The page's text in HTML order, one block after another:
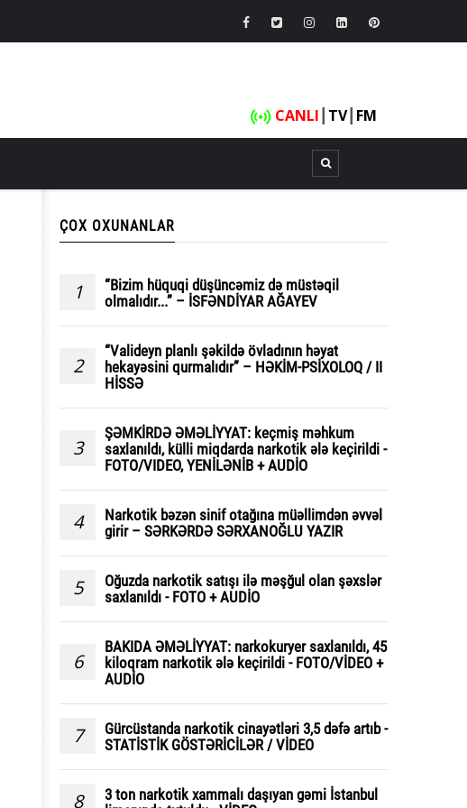
CANLI TV┃ FM
ÇOX OXUNANLAR
1
“Bizim hüquqi düşüncəmiz də müstəqil
olmalıdır...” – İSFƏNDİYAR AĞAYEV
2
“Valideyn planlı şəkildə övladının həyat
hekayəsini qurmalıdır” – HƏKİM-PSİXOLOQ / II
HİSSƏ
3
ŞƏMKİRDƏ ƏMƏLİYYAT: keçmiş məhkum
saxlanıldı, külli miqdarda narkotik ələ keçirildi -
FOTO/VIDEO, YENİLƏNİB + AUDİO
4
Narkotik bəzən sinif otağına müəllimdən əvvəl
girir – SƏRKƏRDƏ SƏRXANOĞLU YAZIR
5
Oğuzda narkotik satışı ilə məşğul olan şəxslər
saxlanıldı - FOTO + AUDİO
6
BAKIDA ƏMƏLİYYAT: narkokuryer saxlanıldı, 45
kiloqram narkotik ələ keçirildi - FOTO/VİDEO +
AUDİO
7
Gürcüstanda narkotik cinayətləri 3,5 dəfə artıb -
STATİSTİK GÖSTƏRİCİLƏR / VİDEO
8
3 ton narkotik xammalı daşıyan gəmi İstanbul